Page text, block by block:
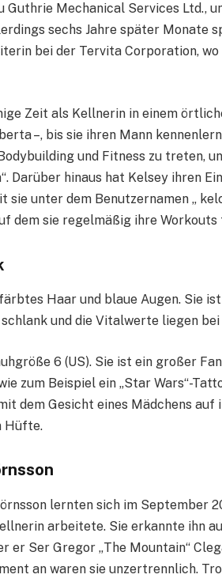
Guthrie Mechanical Services Ltd.,
sechs Jahre später Monate
bei der Tervita Corporation, wo
Zeit als Kellnerin in einem
–, bis sie ihren Mann
und Fitness zu treten,
Darüber hinaus hat Kelsey ihren
unter dem Benutzernamen „
dem sie regelmäßig ihre Workouts
Haar und blaue Augen. Sie ist
und die Vitalwerte liegen
6 (US). Sie ist ein großer
zum Beispiel ein „Star Wars“-
dem Gesicht eines Mädchens auf
Hüfte.
lernten sich im September
arbeitete. Sie erkannte ihn
er Ser Gregor „The Mountain“
an waren sie unzertrennlich.